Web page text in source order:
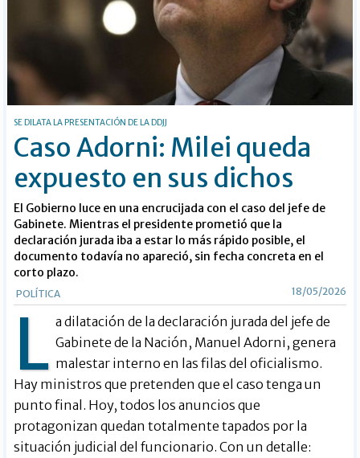
SE DILATA LA PRESENTACIÓN DE LA DDJJ
Caso Adorni: Milei queda
expuesto en sus dichos
El Gobierno luce en una encrucijada con el caso del jefe de
Gabinete. Mientras el presidente prometió que la
declaración jurada iba a estar lo más rápido posible, el
documento todavía no apareció, sin fecha concreta en el
corto plazo.
POLÍTICA 18/05/2026
L a dilatación de la declaración jurada del jefe de
Gabinete de la Nación, Manuel Adorni, genera
malestar interno en las filas del oficialismo.
Hay ministros que pretenden que el caso tenga un
punto final. Hoy, todos los anuncios que
protagonizan quedan totalmente tapados por la
situación judicial del funcionario. Con un detalle: